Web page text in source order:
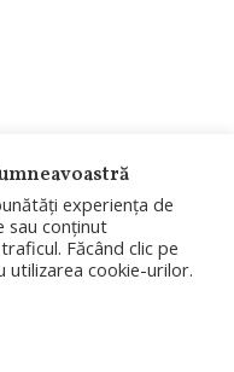
experiența de
sau conținut
Făcând clic pe
utilizarea cookie-urilor.